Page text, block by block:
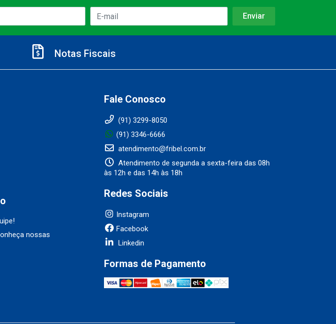
Notas Fiscais
nossas
Fale Conosco
(91) 3299-8050
(91) 3346-6666
atendimento@fribel.com.br
Atendimento de segunda a sexta-feira das 08h
às 12h e das 14h às 18h
Redes Sociais
Instagram
Facebook
Linkedin
Formas de Pagamento